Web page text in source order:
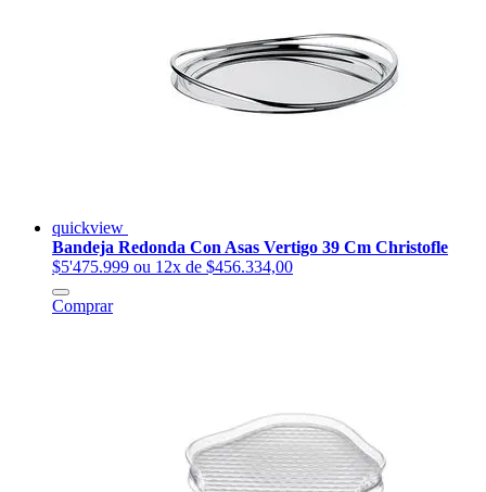
quickview
Bandeja Redonda Con Asas Vertigo 39 Cm Christofle
$5'475.999 ou 12x de $456.334,00
Comprar